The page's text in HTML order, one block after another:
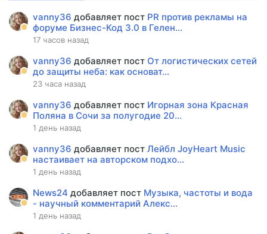
vanny36 добавляет пост PR против рекламы на
форуме Бизнес-Код 3.0 в Гелен...
17 часов назад
vanny36 добавляет пост От логистических сетей
до защиты неба: как основат...
23 часа назад
vanny36 добавляет пост Игорная зона Красная
Поляна в Сочи за полугодие 20...
1 день назад
vanny36 добавляет пост Лейбл JoyHeart Music
настаивает на авторском подхо...
1 день назад
News24 добавляет пост Музыка, частоты и вода
- научный комментарий Алекс...
1 день назад